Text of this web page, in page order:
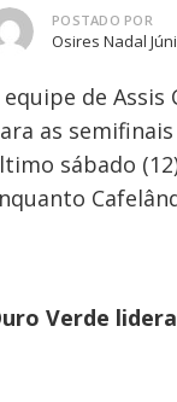
Autor
POSTADO POR
Osires Nadal
equipe de
as
sábado
Verde